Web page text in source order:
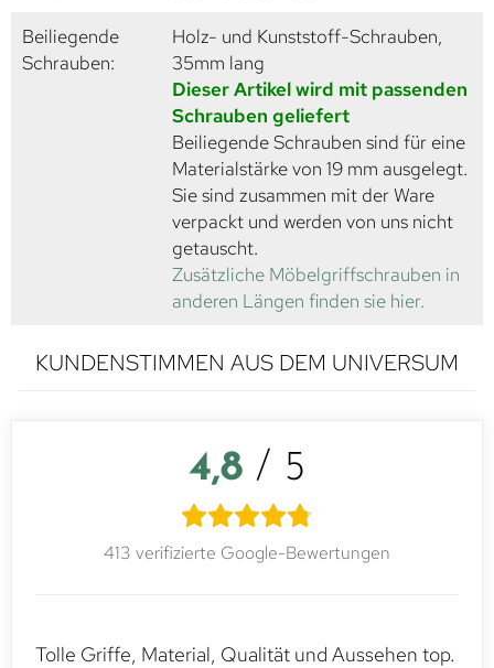
Beiliegende
Schrauben:
Holz- und Kunststoff-Schrauben,
35mm lang
Dieser Artikel wird mit passenden
Schrauben geliefert
Beiliegende Schrauben sind für eine
Materialstärke von 19 mm ausgelegt.
Sie sind zusammen mit der Ware
verpackt und werden von uns nicht
getauscht.
Zusätzliche Möbelgriffschrauben in
anderen Längen finden sie hier.
KUNDENSTIMMEN AUS DEM UNIVERSUM
4,8 / 5
413 verifizierte Google-Bewertungen
Tolle Griffe, Material, Qualität und Aussehen top.